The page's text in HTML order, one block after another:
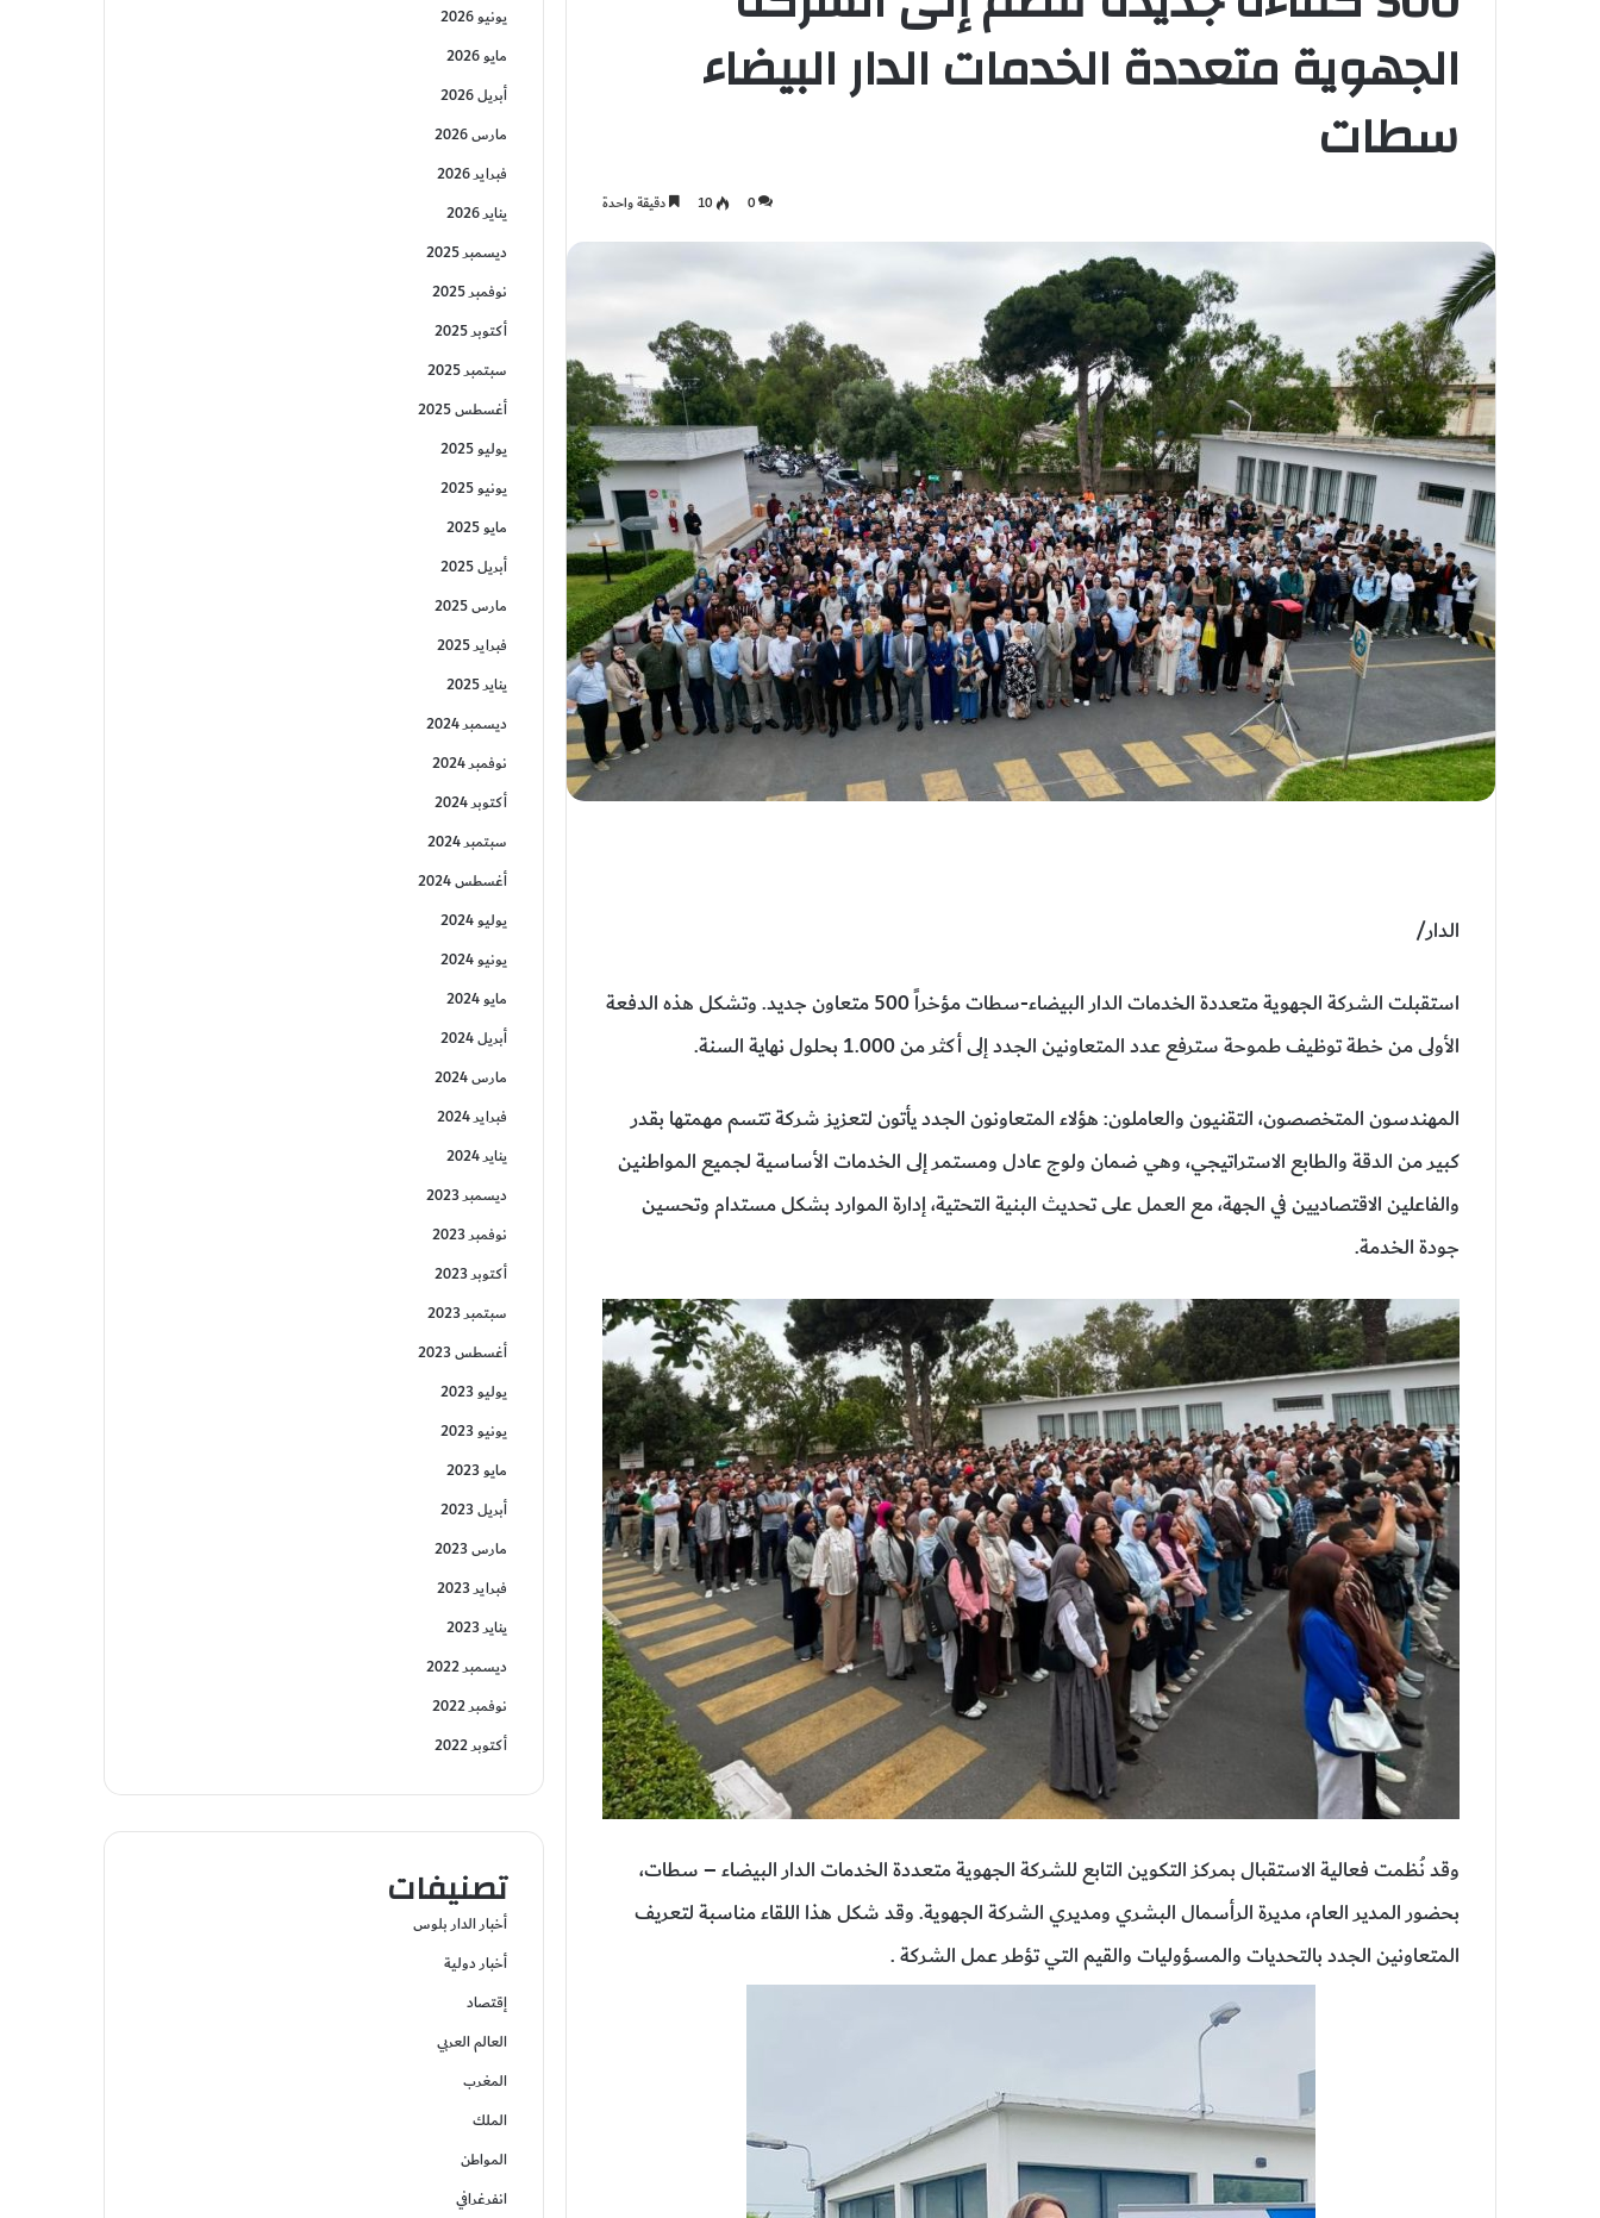
الجهوية متعددة الخدمات الدار البيضاء
سطات
0
10 دقيقة واحدة
الدار/
استقبلت الشركة الجهوية متعددة الخدمات الدار البيضاء-سطات مؤخراً 500 متعاون جديد. وتشكل هذه الدفعة
الأولى من خطة توظيف طموحة سترفع عدد المتعاونين الجدد إلى أكثر من 1.000 بحلول نهاية السنة.
المهندسون المتخصصون، التقنيون والعاملون: هؤلاء المتعاونون الجدد يأتون لتعزيز شركة تتسم مهمتها بقدر
كبير من الدقة والطابع الاستراتيجي، وهي ضمان ولوج عادل ومستمر إلى الخدمات الأساسية لجميع المواطنين
والفاعلين الاقتصاديين في الجهة، مع العمل على تحديث البنية التحتية، إدارة الموارد بشكل مستدام وتحسين
جودة الخدمة.
وقد نُظمت فعالية الاستقبال بمركز التكوين التابع للشركة الجهوية متعددة الخدمات الدار البيضاء – سطات،
بحضور المدير العام، مديرة الرأسمال البشري ومديري الشركة الجهوية. وقد شكل هذا اللقاء مناسبة لتعريف
المتعاونين الجدد بالتحديات والمسؤوليات والقيم التي تؤطر عمل الشركة .
يونيو 2026
مايو 2026
أبريل 2026
مارس 2026
فبراير 2026
يناير 2026
ديسمبر 2025
نوفمبر 2025
أكتوبر 2025
سبتمبر 2025
أغسطس 2025
يوليو 2025
يونيو 2025
مايو 2025
أبريل 2025
مارس 2025
فبراير 2025
يناير 2025
ديسمبر 2024
نوفمبر 2024
أكتوبر 2024
سبتمبر 2024
أغسطس 2024
يوليو 2024
يونيو 2024
مايو 2024
أبريل 2024
مارس 2024
فبراير 2024
يناير 2024
ديسمبر 2023
نوفمبر 2023
أكتوبر 2023
سبتمبر 2023
أغسطس 2023
يوليو 2023
يونيو 2023
مايو 2023
أبريل 2023
مارس 2023
فبراير 2023
يناير 2023
ديسمبر 2022
نوفمبر 2022
أكتوبر 2022
تصنيفات
أخبار الدار بلوس
أخبار دولية
إقتصاد
العالم العربي
المغرب
الملك
المواطن
انفرغرافي